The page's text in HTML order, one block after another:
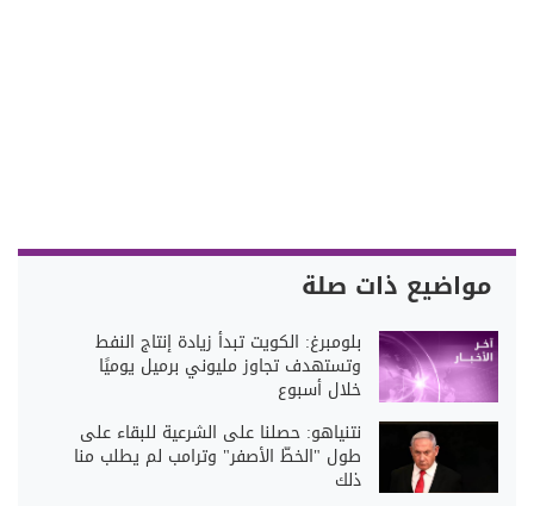
مواضيع ذات صلة
بلومبرغ: الكويت تبدأ زيادة إنتاج النفط
وتستهدف تجاوز مليوني برميل يوميًا
خلال أسبوع
نتنياهو: حصلنا على الشرعية للبقاء على
طول "الخطّ الأصفر" وترامب لم يطلب منا
ذلك